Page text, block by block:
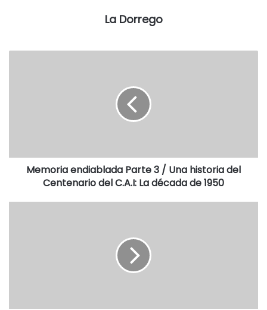
institución cultural bahiense. (Noticias Monte Hermoso).
La Dorrego
Memoria endiablada Parte 3 / Una historia del
Centenario del C.A.I: La década de 1950